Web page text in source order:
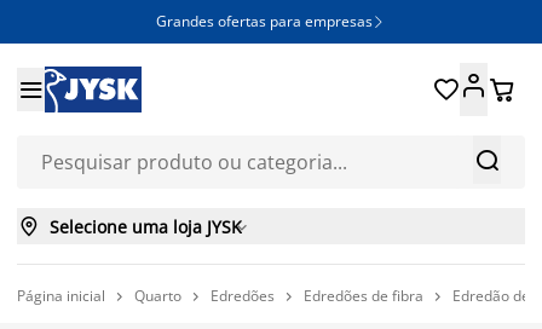
Grandes ofertas para empresas 


 
 Selecione uma loja JYSK
Página inicial  Quarto  Edredões  Edredões de fibra  Edredão de